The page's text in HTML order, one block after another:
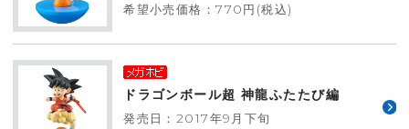
希望小売価格：770円(税込)
ドラゴンボール超 神龍ふたたび編
発売日：2017年9月下旬